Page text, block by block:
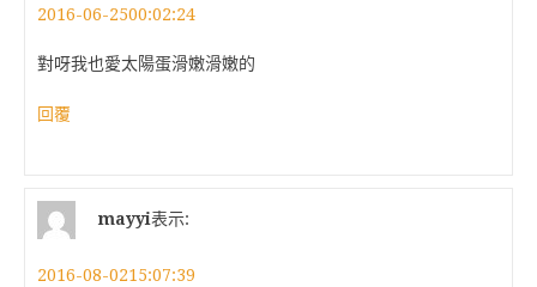
2016-06-2500:02:24
對呀我也愛太陽蛋滑嫩滑嫩的
回覆
mayyi表示:
2016-08-0215:07:39